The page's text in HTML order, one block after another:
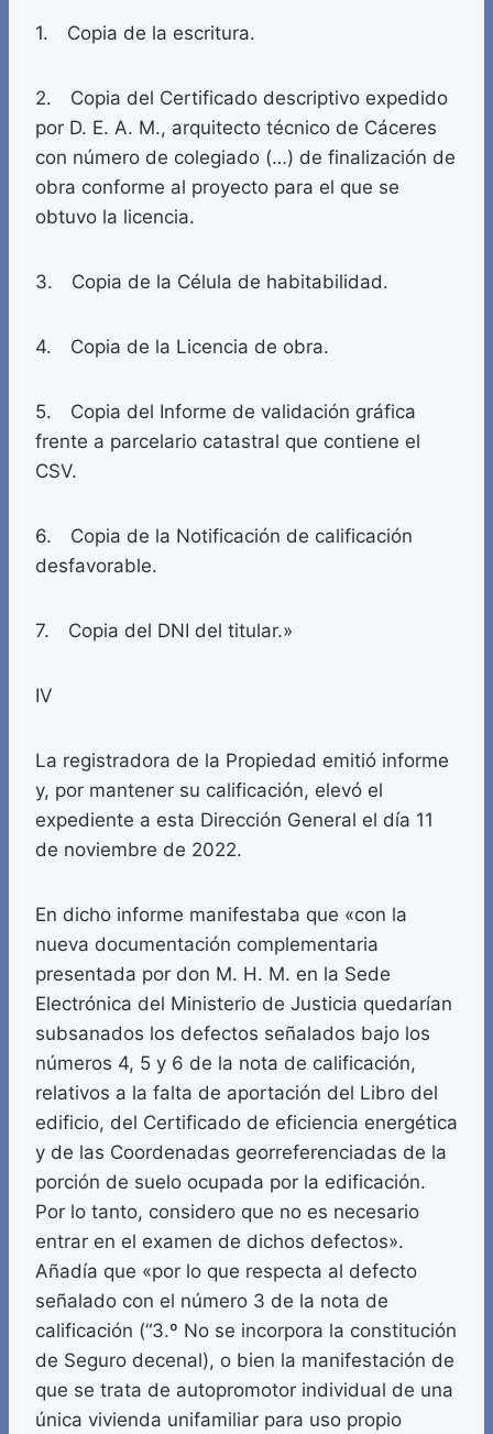
1. Copia de la escritura.
2. Copia del Certificado descriptivo expedido
por D. E. A. M., arquitecto técnico de Cáceres
con número de colegiado (…) de finalización de
obra conforme al proyecto para el que se
obtuvo la licencia.
3. Copia de la Célula de habitabilidad.
4. Copia de la Licencia de obra.
5. Copia del Informe de validación gráfica
frente a parcelario catastral que contiene el
CSV.
6. Copia de la Notificación de calificación
desfavorable.
7. Copia del DNI del titular.»
IV
La registradora de la Propiedad emitió informe
y, por mantener su calificación, elevó el
expediente a esta Dirección General el día 11
de noviembre de 2022.
En dicho informe manifestaba que «con la
nueva documentación complementaria
presentada por don M. H. M. en la Sede
Electrónica del Ministerio de Justicia quedarían
subsanados los defectos señalados bajo los
números 4, 5 y 6 de la nota de calificación,
relativos a la falta de aportación del Libro del
edificio, del Certificado de eficiencia energética
y de las Coordenadas georreferenciadas de la
porción de suelo ocupada por la edificación.
Por lo tanto, considero que no es necesario
entrar en el examen de dichos defectos».
Añadía que «por lo que respecta al defecto
señalado con el número 3 de la nota de
calificación (“3.º No se incorpora la constitución
de Seguro decenal), o bien la manifestación de
que se trata de autopromotor individual de una
única vivienda unifamiliar para uso propio